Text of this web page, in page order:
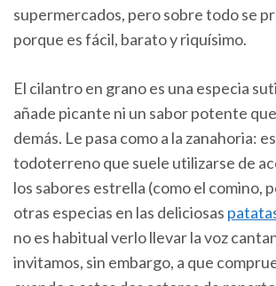
supermercados, pero sobre todo se
porque es fácil, barato y riquísimo.
El cilantro en grano es una especia
añade picante ni un sabor potente
demás. Le pasa como a la zanahoria:
todoterreno que suele utilizarse de
los sabores estrella (como el comino,
otras especias en las deliciosas
no es habitual verlo llevar la voz
invitamos, sin embargo, a que